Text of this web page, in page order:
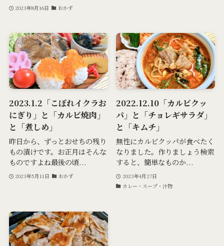
2023年8月16日 おかず
2023.1.2「こぼれイクラお
にぎり」と「カルビ焼肉」
と「煮しめ」
昨日から、ずっとおせちの残り
もの漬けです。お正月はそんな
ものですよね最後の頃...
2023年5月11日 おかず
2022.12.10「カルビクッ
パ」と「チョレギサラダ」
と「キムチ」
無性にカルビクッパが食べたく
なりました。作りましょう検索
すると、簡単なものか...
2023年4月27日
カレー・スープ・汁物